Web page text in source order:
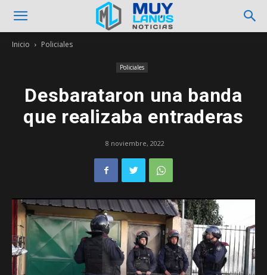
Inicio Policiales
Policiales
Desbarataron una banda
que realizaba entraderas
8 noviembre, 2022